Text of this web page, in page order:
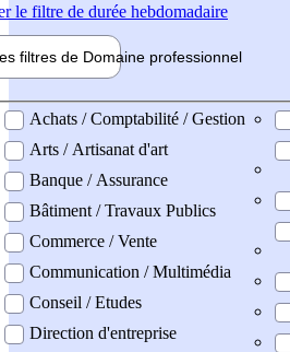
le filtre de durée hebdomadaire
filtres de Domaine professionnel
professionel
Achats / Comptabilité / Gestion
Arts / Artisanat d'art
Banque / Assurance
Bâtiment / Travaux Publics
Commerce / Vente
Communication / Multimédia
Conseil / Etudes
Direction d'entreprise